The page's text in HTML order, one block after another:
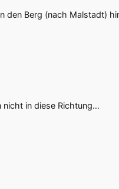
den Berg (nach Malstadt)
nicht in diese Richtung…